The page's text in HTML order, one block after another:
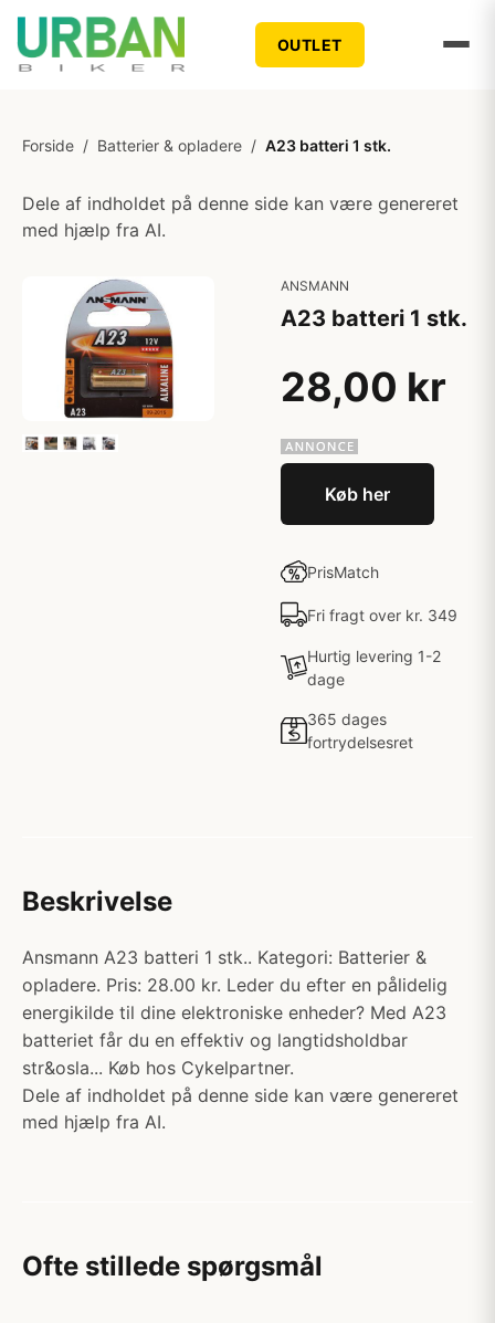
OUTLET
Forside / Batterier & opladere / A23 batteri 1 stk.
Dele af indholdet på denne side kan være genereret
med hjælp fra AI.
ANSMANN
A23 batteri 1 stk.
28,00 kr
Køb her
PrisMatch
Fri fragt over kr. 349
Hurtig levering 1-2
dage
365 dages
fortrydelsesret
Beskrivelse
Ansmann A23 batteri 1 stk.. Kategori: Batterier &
opladere. Pris: 28.00 kr. Leder du efter en pålidelig
energikilde til dine elektroniske enheder? Med A23
batteriet får du en effektiv og langtidsholdbar
str&osla... Køb hos Cykelpartner.
Dele af indholdet på denne side kan være genereret
med hjælp fra AI.
Ofte stillede spørgsmål